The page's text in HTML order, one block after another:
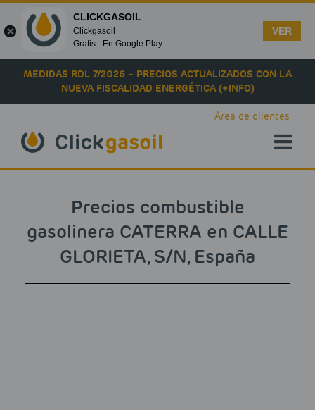
Skip to main content
MEDIDAS RDL 7/2026 – PRECIOS ACTUALIZADOS CON LA
NUEVA FISCALIDAD ENERGÉTICA (+INFO)
Área de clientes
Precios combustible
gasolinera CATERRA en CALLE
GLORIETA, S/N, España
CLICKGASOIL
Clickgasoil
Gratis - En Google Play
VER